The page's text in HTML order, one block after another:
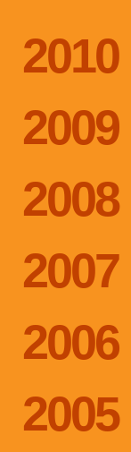
2010
2009
2008
2007
2006
2005